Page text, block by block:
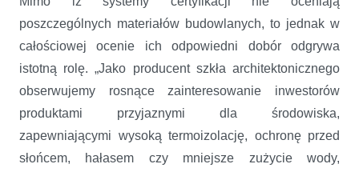
poszczególnych materiałów budowlanych, to jednak w
całościowej ocenie ich odpowiedni dobór odgrywa
istotną rolę. „Jako producent szkła architektonicznego
obserwujemy rosnące zainteresowanie inwestorów
produktami przyjaznymi dla środowiska,
zapewniającymi wysoką termoizolację, ochronę przed
słońcem, hałasem czy mniejsze zużycie wody,